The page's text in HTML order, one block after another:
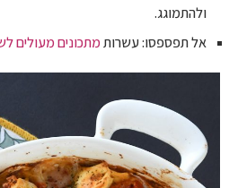
ולהתמוגג.
אל תפספסו: עשרותמתכונים מעולים